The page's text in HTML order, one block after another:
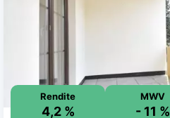
Rendite
4,2 %
MWV
- 11 %